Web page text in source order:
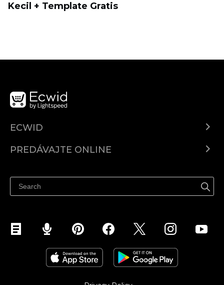
Kecil + Template Gratis
ECWID
Cenník
PREDÁVAJTE ONLINE
Predávajte na Facebook
Predávať na Instagram